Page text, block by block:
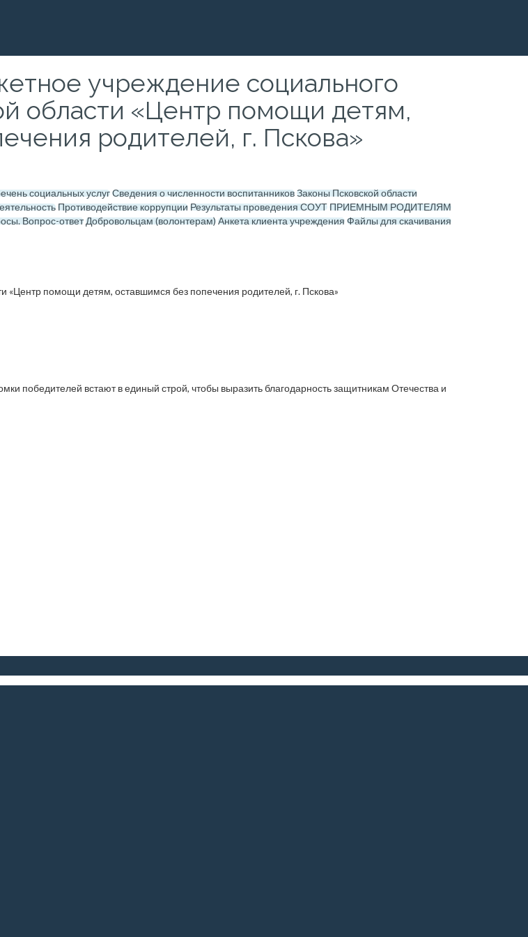
учреждение социального
области «Центр помощи детям,
родителей, г. Пскова»
социальных услугСведения о численности воспитанниковЗаконы Псковской области
Противодействие коррупцииРезультаты проведения СОУТПРИЕМНЫМ РОДИТЕЛЯМ
Вопрос-ответДобровольцам (волонтерам)Анкета клиента учрежденияФайлы для скачивания
победителей встают в единый строй, чтобы выразить благодарность защитникам Отечества и